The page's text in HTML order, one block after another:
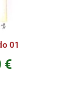
01
€